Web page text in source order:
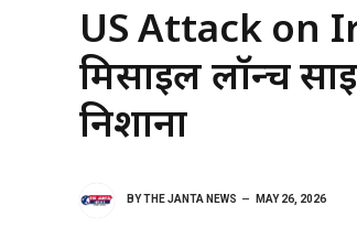
US Attack on
मिसाइल लॉन्च
निशाना
BYTHE JANTA NEWS MAY 26, 2026